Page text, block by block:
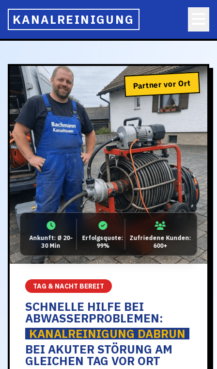
KANALREINIGUNG
Partner vor Ort
Ankunft: Ø 20-
30 Min
Erfolgsquote:
99%
Zufriedene Kunden:
600+
TAG & NACHT BEREIT
SCHNELLE HILFE BEI
ABWASSERPROBLEMEN:
KANALREINIGUNG DABRUN
BEI AKUTER STÖRUNG AM
GLEICHEN TAG VOR ORT